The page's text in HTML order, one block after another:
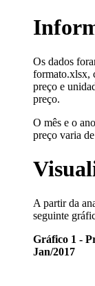
Os dados
formato.xlsx,
preço e
preço.
O mês e o
preço varia
A partir da
seguinte
Gráfico 1 -
Jan/2017